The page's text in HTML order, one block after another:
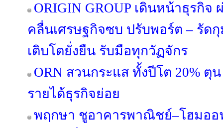
ORIGIN GROUP เดินหน้าธุรกิจ
คลื่นเศรษฐกิจซบ ปรับพอร์ต – รัด
เติบโตยั่งยืน รับมือทุกวัฏจักร
ORN สวนกระแส ทั้งปีโต 20% ตุ
รายได้ธุรกิจย่อย
พฤกษา ชูอาคารพาณิชย์–โฮมออ